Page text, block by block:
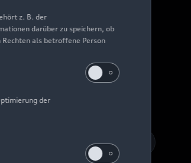
z. B. der
darüber zu speichern, ob
als betroffene Person
der